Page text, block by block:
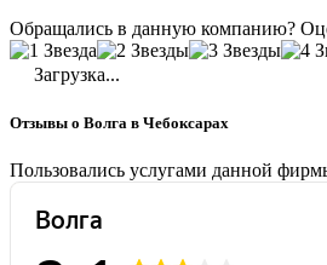
Обращались в данную компанию?
Загрузка...
Отзывы о Волга в Чебоксарах
Пользовались услугами данной